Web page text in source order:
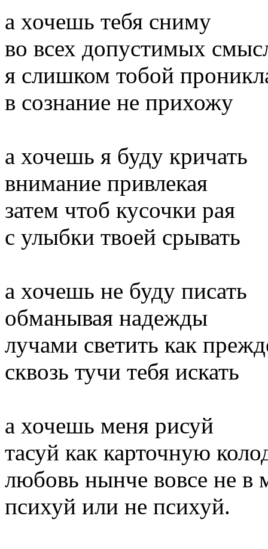
а хочешь тебя сниму
во всех допустимых
я слишком тобой
в сознание не прихожу
а хочешь я буду кричать
внимание привлекая
затем чтоб кусочки рая
с улыбки твоей срывать
а хочешь не буду писать
обманывая надежды
лучами светить как
сквозь тучи тебя искать
а хочешь меня рисуй
тасуй как карточную
любовь нынче вовсе не в
психуй или не психуй.